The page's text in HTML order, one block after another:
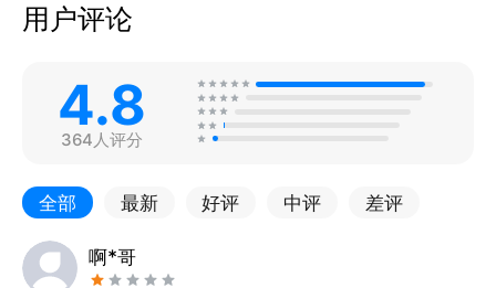
用户评论
4.8
364人评分
全部 最新 好评 中评 差评
啊*哥